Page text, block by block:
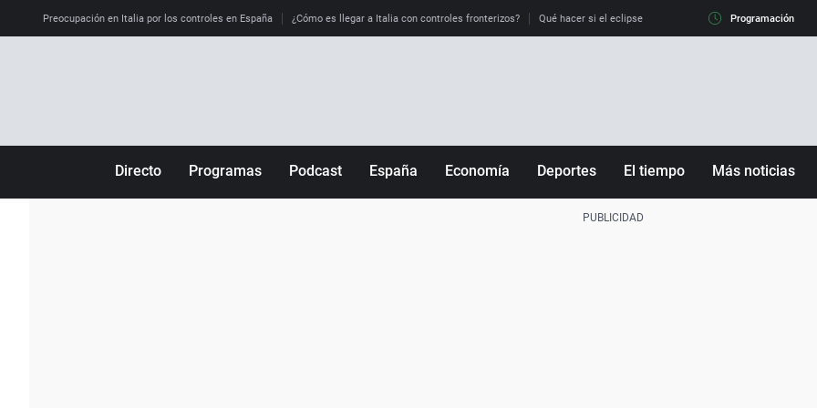
Preocupación en Italia por los controles en España ¿Cómo es llegar a Italia con controles fronterizos? Qué hacer si el eclipse me pilla conduciendo Qué tiempo
Programación
Directo Programas Podcast España Economía Deportes El tiempo Más noticias